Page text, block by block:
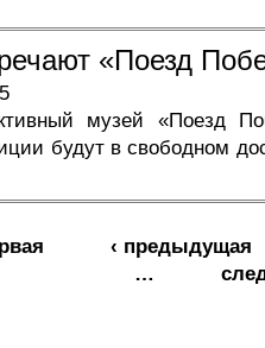
«Поезд
музей «Поезд
будут в свободном
‹ предыдущая
…